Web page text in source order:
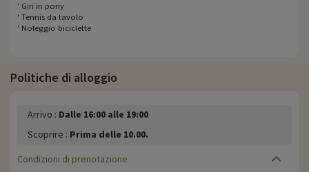
' Giri in pony
' Tennis da tavolo
' Noleggio biciclette
Politiche di alloggio
Arrivo : Dalle 16:00 alle 19:00
Scoprire : Prima delle 10.00.
Condizioni di prenotazione